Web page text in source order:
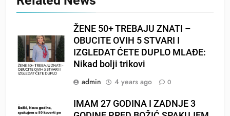
ŽENE 50+ TREBAJU ZNATI –
OBUCITE OVIH 5 STVARI I
IZGLEDAT ĆETE DUPLO MLAĐE:
Nikad bolji trikovi
admin
4 years ago 0
IMAM 27 GODINA I ZADNJE 3